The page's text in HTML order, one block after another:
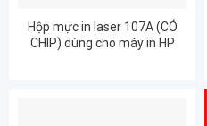
Hộp mực in laser 107A (CÓ
CHIP) dùng cho máy in HP